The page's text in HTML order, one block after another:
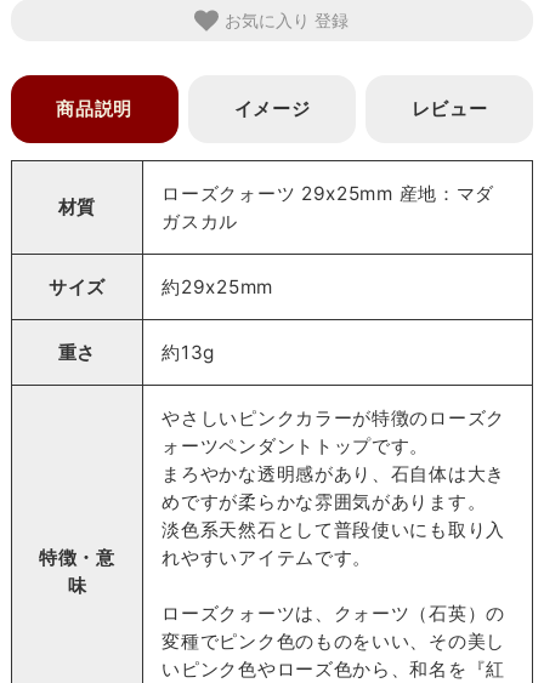
お気に入り
商品説明 イメージ レビュー
材質
ローズクォーツ 29x25mm 産地：マダ
ガスカル
サイズ 約29x25mm
重さ 約13g
特徴・意
味
やさしいピンクカラーが特徴のローズク
ォーツペンダントトップです。
まろやかな透明感があり、石自体は大き
めですが柔らかな雰囲気があります。
淡色系天然石として普段使いにも取り入
れやすいアイテムです。
ローズクォーツは、クォーツ（石英）の
変種でピンク色のものをいい、その美し
いピンク色やローズ色から、和名を『紅